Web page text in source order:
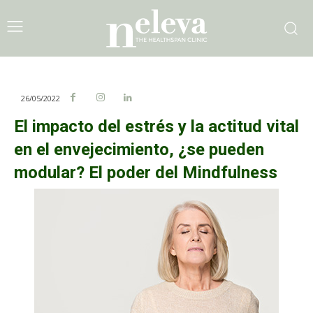
26/05/2022
El impacto del estrés y la actitud vital
en el envejecimiento, ¿se pueden
modular? El poder del Mindfulness